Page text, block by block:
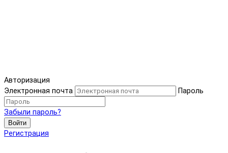
Авторизация
Электронная почта
Пароль
Забыли пароль?
Войти
Регистрация